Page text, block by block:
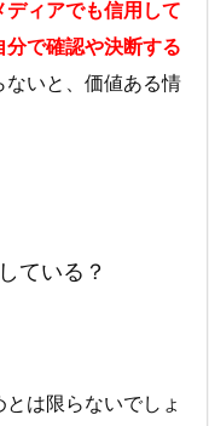
ィアでも信用して
で確認や決断する
ないと、価値ある情
ている？
は限らないでしょ